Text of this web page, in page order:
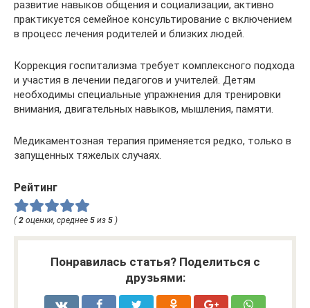
развитие навыков общения и социализации, активно
практикуется семейное консультирование с включением
в процесс лечения родителей и близких людей.
Коррекция госпитализма требует комплексного подхода
и участия в лечении педагогов и учителей. Детям
необходимы специальные упражнения для тренировки
внимания, двигательных навыков, мышления, памяти.
Медикаментозная терапия применяется редко, только в
запущенных тяжелых случаях.
Рейтинг
(2 оценки, среднее 5 из 5 )
Понравилась статья? Поделиться с
друзьями: